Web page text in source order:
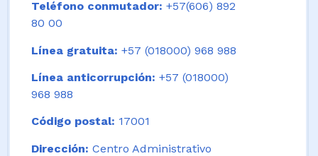
Teléfono conmutador: +57(606) 892
80 00
Línea gratuita: +57 (018000) 968 988
Línea anticorrupción: +57 (018000)
968 988
Código postal: 17001
Dirección: Centro Administrativo